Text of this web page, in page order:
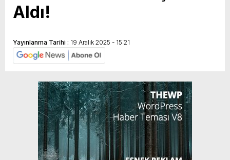
Aldı!
Yayınlanma Tarihi : 19 Aralık 2025 - 15:21